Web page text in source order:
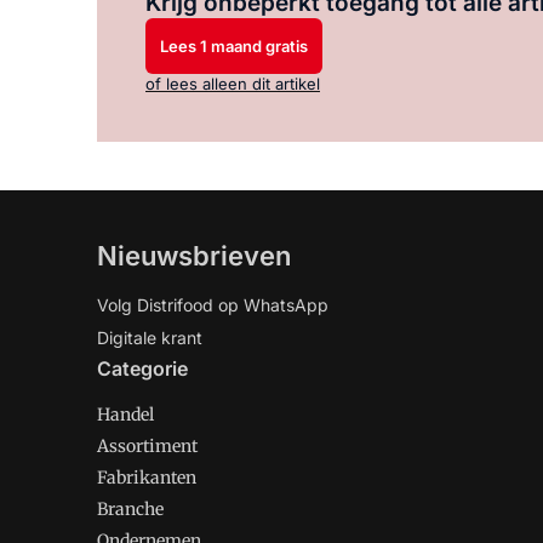
Lees 1 maand gratis
of lees alleen dit artikel
Nieuwsbrieven
Volg Distrifood op WhatsApp
Digitale krant
Categorie
Handel
Assortiment
Fabrikanten
Branche